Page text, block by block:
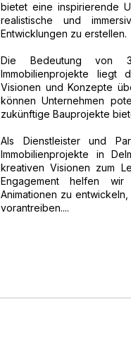
bietet eine inspirierende
realistische und
Entwicklungen zu erstellen.
Die Bedeutung von
Immobilienprojekte liegt
Visionen und Konzepte
können Unternehmen
zukünftige Bauprojekte
Als Dienstleister und
Immobilienprojekte in
kreativen Visionen zum
Engagement helfen wir
Animationen zu
vorantreiben....